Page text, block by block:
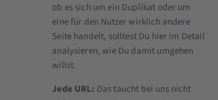
ob es sich um ein Duplikat oder um
eine für den Nutzer wirklich andere
Seite handelt, solltest Du hier im Detail
analysieren, wie Du damit umgehen
willst.
Jede URL: Das taucht bei uns nicht